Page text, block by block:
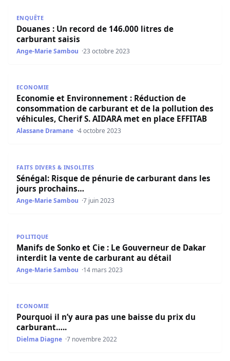
ENQUÊTE
Douanes : Un record de 146.000 litres de
carburant saisis
Ange-Marie Sambou 23 octobre 2023
ECONOMIE
Economie et Environnement : Réduction de
consommation de carburant et de la pollution des
véhicules, Cherif S. AIDARA met en place EFFITAB
Alassane Dramane 4 octobre 2023
FAITS DIVERS & INSOLITES
Sénégal: Risque de pénurie de carburant dans les
jours prochains…
Ange-Marie Sambou 7 juin 2023
POLITIQUE
Manifs de Sonko et Cie : Le Gouverneur de Dakar
interdit la vente de carburant au détail
Ange-Marie Sambou 14 mars 2023
ECONOMIE
Pourquoi il n’y aura pas une baisse du prix du
carburant…..
Dielma Diagne 7 novembre 2022